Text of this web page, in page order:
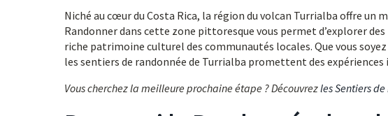
Niché au cœur du Costa Rica, la région du volcan Turrialba offre un
Randonner dans cette zone pittoresque vous permet d’explorer
riche patrimoine culturel des communautés locales. Que vous
les sentiers de randonnée de Turrialba promettent des expériences
Vous cherchez la meilleure prochaine étape ? Découvrezles Sentiers